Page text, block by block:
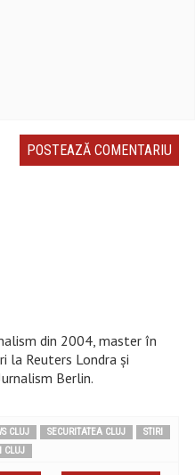
din 2004, master în
la Reuters Londra și
Berlin.
CLUJ SECURITATEA CLUJ
STIRI
CLUJ